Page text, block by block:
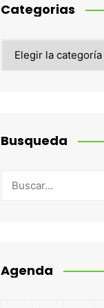
Categorias
Busqueda
Agenda